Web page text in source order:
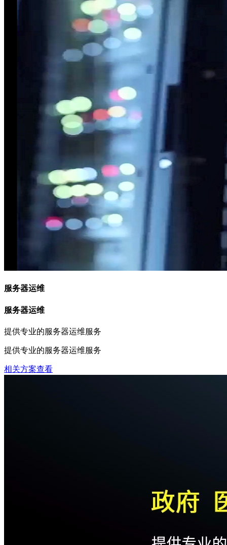
服务器运维
服务器运维
提供专业的服务器运维服务
提供专业的服务器运维服务
相关方案查看